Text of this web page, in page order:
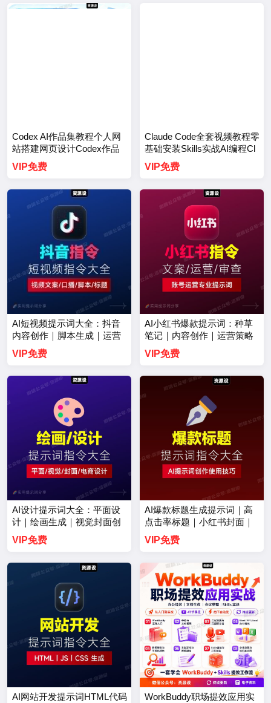
Codex AI作品集教程个人网
站搭建网页设计Codex作品
集Skills提示词教程【3749
期】
VIP免费
Claude Code全套视频教程零
基础安装Skills实战AI编程Cl
audeCode视频资料包【3748
期】
VIP免费
AI短视频提示词大全：抖音
内容创作｜脚本生成｜运营
指南【3742期】
VIP免费
AI小红书爆款提示词：种草
笔记｜内容创作｜运营策略
【3741期】
VIP免费
AI设计提示词大全：平面设
计｜绘画生成｜视觉封面创
作【3740期】
VIP免费
AI爆款标题生成提示词｜高
点击率标题｜小红书封面｜
电商标题｜种草标题【3738
期】
VIP免费
AI网站开发提示词HTML代码
WorkBuddy职场提效应用实